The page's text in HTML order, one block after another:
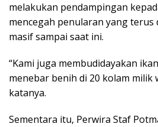
melakukan pendampingan
mencegah penularan yang terus
masif sampai saat ini.
“Kami juga membudidayakan
menebar benih di 20 kolam milik
katanya.
Sementara itu, Perwira Staf